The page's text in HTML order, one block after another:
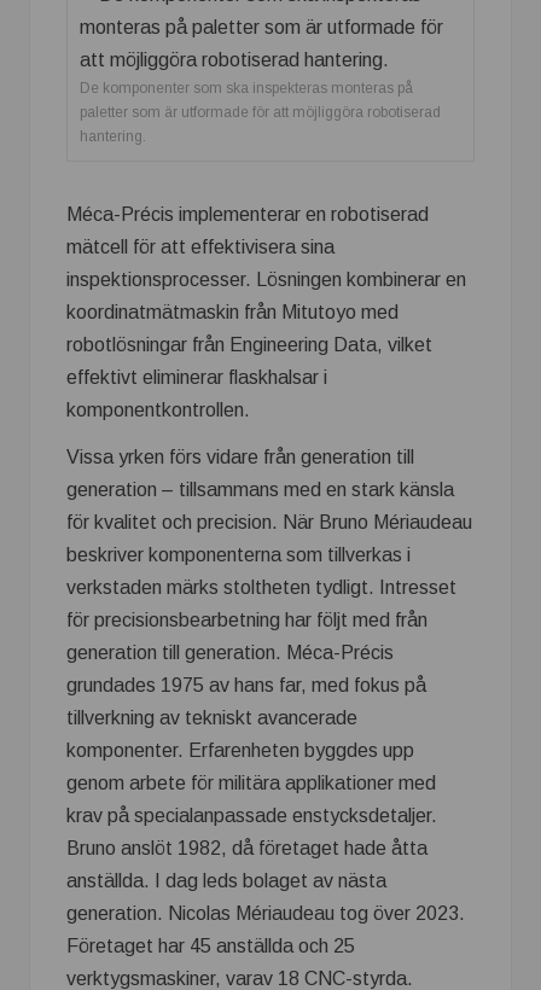
De komponenter som ska inspekteras monteras på
paletter som är utformade för att möjliggöra robotiserad
hantering.
Méca-Précis implementerar en robotiserad
mätcell för att effektivisera sina
inspektionsprocesser. Lösningen kombinerar en
koordinatmätmaskin från Mitutoyo med
robotlösningar från Engineering Data, vilket
effektivt eliminerar flaskhalsar i
komponentkontrollen.
Vissa yrken förs vidare från generation till
generation – tillsammans med en stark känsla
för kvalitet och precision. När Bruno Mériaudeau
beskriver komponenterna som tillverkas i
verkstaden märks stoltheten tydligt. Intresset
för precisionsbearbetning har följt med från
generation till generation. Méca-Précis
grundades 1975 av hans far, med fokus på
tillverkning av tekniskt avancerade
komponenter. Erfarenheten byggdes upp
genom arbete för militära applikationer med
krav på specialanpassade enstycksdetaljer.
Bruno anslöt 1982, då företaget hade åtta
anställda. I dag leds bolaget av nästa
generation. Nicolas Mériaudeau tog över 2023.
Företaget har 45 anställda och 25
verktygsmaskiner, varav 18 CNC-styrda.